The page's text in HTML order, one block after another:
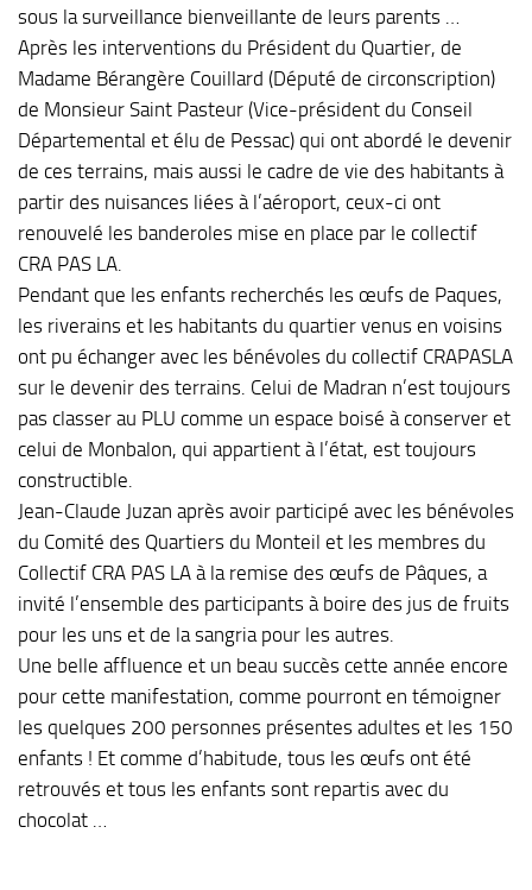
sous la surveillance bienveillante de leurs parents …
Après les interventions du Président du Quartier, de
Madame Bérangère Couillard (Député de circonscription)
de Monsieur Saint Pasteur (Vice-président du Conseil
Départemental et élu de Pessac) qui ont abordé le devenir
de ces terrains, mais aussi le cadre de vie des habitants à
partir des nuisances liées à l’aéroport, ceux-ci ont
renouvelé les banderoles mise en place par le collectif
CRA PAS LA.
Pendant que les enfants recherchés les œufs de Paques,
les riverains et les habitants du quartier venus en voisins
ont pu échanger avec les bénévoles du collectif CRAPASLA
sur le devenir des terrains. Celui de Madran n’est toujours
pas classer au PLU comme un espace boisé à conserver et
celui de Monbalon, qui appartient à l’état, est toujours
constructible.
Jean-Claude Juzan après avoir participé avec les bénévoles
du Comité des Quartiers du Monteil et les membres du
Collectif CRA PAS LA à la remise des œufs de Pâques, a
invité l’ensemble des participants à boire des jus de fruits
pour les uns et de la sangria pour les autres.
Une belle affluence et un beau succès cette année encore
pour cette manifestation, comme pourront en témoigner
les quelques 200 personnes présentes adultes et les 150
enfants ! Et comme d’habitude, tous les œufs ont été
retrouvés et tous les enfants sont repartis avec du
chocolat …